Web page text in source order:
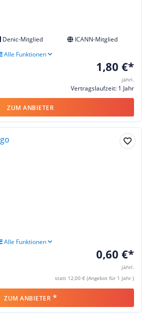
Denic-Mitglied
ICANN-Mitglied
Alle Funktionen
1,80 €*
jährl.
Vertragslaufzeit: 1 Jahr
ZUM ANBIETER
Alle Funktionen
0,60 €*
jährl.
statt 12,00 € (Angebot für 1 Jahr )
ZUM ANBIETER *